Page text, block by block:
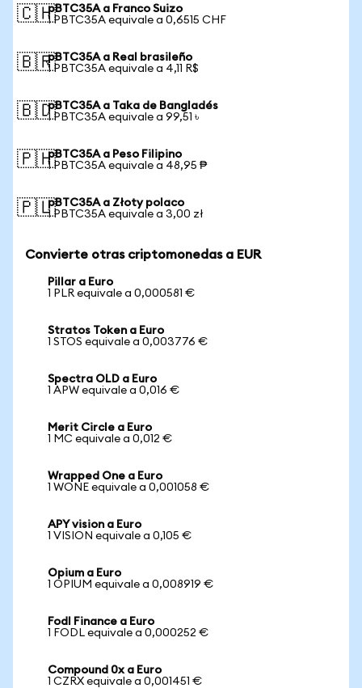
🇨🇭pBTC35A a Franco Suizo
1 PBTC35A equivale a 0,6515 CHF
🇧🇷pBTC35A a Real brasileño
1 PBTC35A equivale a 4,11 R$
🇧🇩pBTC35A a Taka de Bangladés
1 PBTC35A equivale a 99,51 ৳
🇵🇭pBTC35A a Peso Filipino
1 PBTC35A equivale a 48,95 ₱
🇵🇱pBTC35A a Złoty polaco
1 PBTC35A equivale a 3,00 zł
Convierte otras criptomonedas a EUR
Pillar a Euro
1 PLR equivale a 0,000581 €
Stratos Token a Euro
1 STOS equivale a 0,003776 €
Spectra OLD a Euro
1 APW equivale a 0,016 €
Merit Circle a Euro
1 MC equivale a 0,012 €
Wrapped One a Euro
1 WONE equivale a 0,001058 €
APY vision a Euro
1 VISION equivale a 0,105 €
Opium a Euro
1 OPIUM equivale a 0,008919 €
Fodl Finance a Euro
1 FODL equivale a 0,000252 €
Compound 0x a Euro
1 CZRX equivale a 0,001451 €